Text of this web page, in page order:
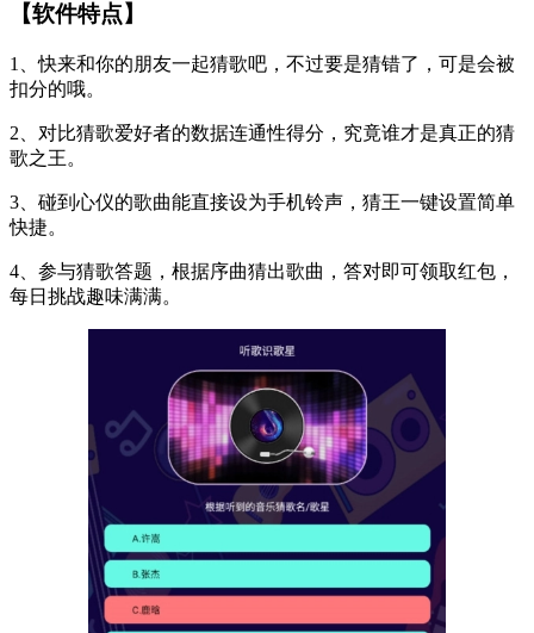
【软件特点】
1、快来和你的朋友一起猜歌吧，不过要是猜错了，可是会被
扣分的哦。
2、对比猜歌爱好者的数据连通性得分，究竟谁才是真正的猜
歌之王。
3、碰到心仪的歌曲能直接设为手机铃声，猜王一键设置简单
快捷。
4、参与猜歌答题，根据序曲猜出歌曲，答对即可领取红包，
每日挑战趣味满满。